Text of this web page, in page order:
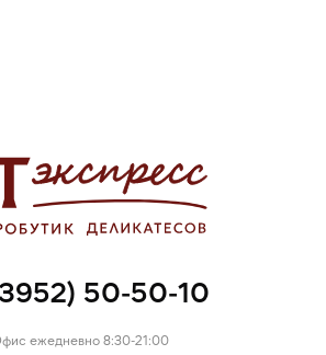
50-50-10
ежедневно 8:30-21:00